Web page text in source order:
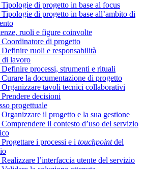
di progetto in base al focus
di progetto in base all’ambito di
ruoli e figure coinvolte
di progetto
ruoli e responsabilità
di lavoro
processi, strumenti e rituali
la documentazione di progetto
tavoli tecnici collaborativi
decisioni
progettuale
il progetto e la sua gestione
il contesto d’uso del servizio
i processi e i touchpointdel
l’interfaccia utente del servizio